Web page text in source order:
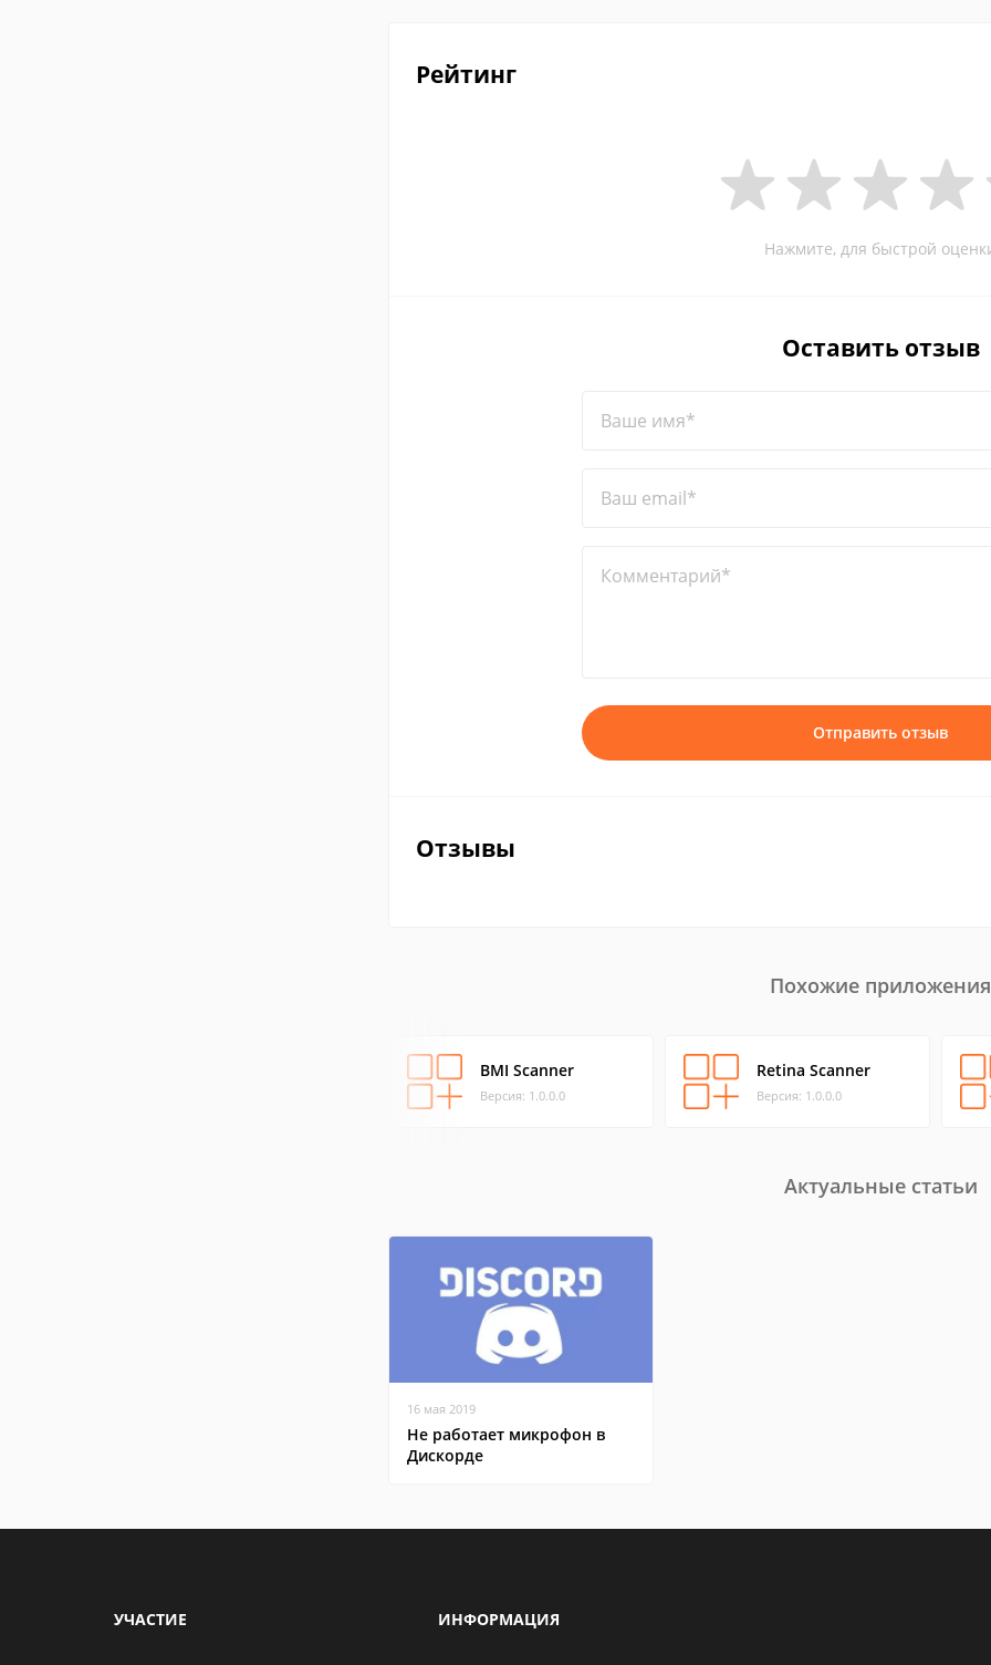
Рейтинг
Нажмите, для быстрой
Оставить отзыв
Ваше имя*
Ваш email*
Комментарий*
Отправить отзыв
Отзывы
Похожие приложения
BMI Scanner
Версия: 1.0.0.0
Retina Scanner
Версия: 1.0.0.0
Актуальные статьи
16 мая 2019
Не работает микрофон в
Дискорде
УЧАСТИЕ ИНФОРМАЦИЯ